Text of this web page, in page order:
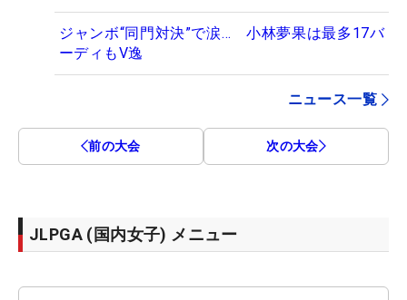
ジャンボ“同門対決”で涙… 小林夢果は最多17バ
ーディもV逸
ニュース一覧
前の大会 次の大会
JLPGA (国内女子) メニュー